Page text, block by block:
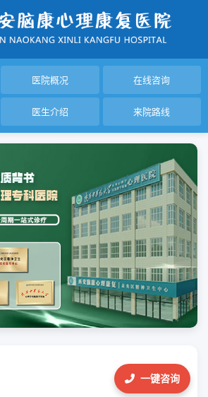
医院概况 在线咨询
医生介绍 来院路线
一键咨询